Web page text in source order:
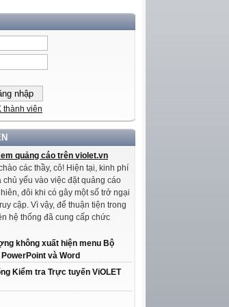
thành viên
quảng cáo trên violet.vn
các thầy, cô! Hiện tại, kinh phí
chủ yếu vào việc đặt quảng cáo
đôi khi có gây một số trở ngại
cập. Vì vậy, để thuận tiện trong
hệ thống đã cung cấp chức
không xuất hiện menu Bộ
và Word
Kiểm tra Trực tuyến ViOLET